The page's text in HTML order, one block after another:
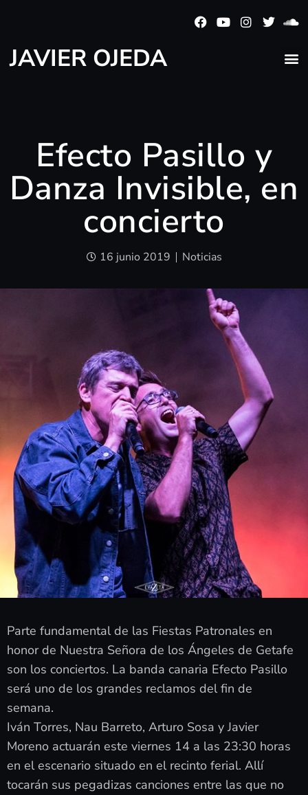
JAVIER OJEDA
Efecto Pasillo y
Danza Invisible, en
concierto
16 junio 2019 Noticias
Parte fundamental de las Fiestas Patronales en
honor de Nuestra Señora de los Ángeles de Getafe
son los conciertos. La banda canaria Efecto Pasillo
será uno de los grandes reclamos del fin de
semana.
Iván Torres, Nau Barreto, Arturo Sosa y Javier
Moreno actuarán este viernes 14 a las 23:30 horas
en el escenario situado en el recinto ferial. Allí
tocarán sus pegadizas canciones entre las que no